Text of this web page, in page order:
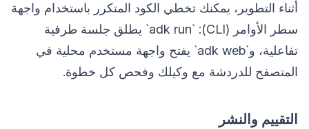
أثناء التطوير، يمكنك تخطي الكود المتكرر باستخدام واجهة
سطر الأوامر (CLI): `adk run` يطلق جلسة طرفية
تفاعلية، و`adk web` يفتح واجهة مستخدم محلية في
المتصفح للدردشة مع وكيلك وفحص كل خطوة.
التقييم والنشر